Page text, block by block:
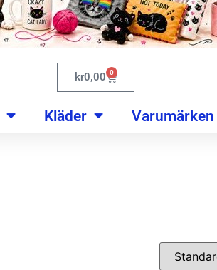
kr0,00 0
Kläder Varumärken